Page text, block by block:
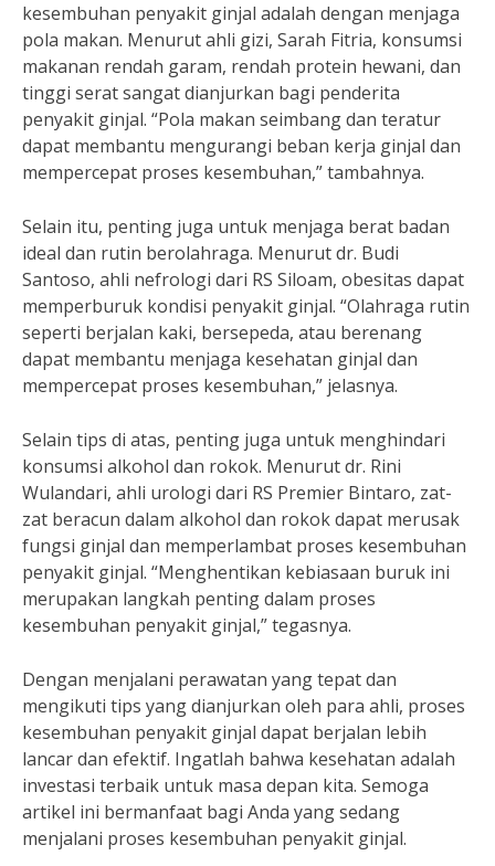
kesembuhan penyakit ginjal adalah dengan menjaga
pola makan. Menurut ahli gizi, Sarah Fitria, konsumsi
makanan rendah garam, rendah protein hewani, dan
tinggi serat sangat dianjurkan bagi penderita
penyakit ginjal. “Pola makan seimbang dan teratur
dapat membantu mengurangi beban kerja ginjal dan
mempercepat proses kesembuhan,” tambahnya.
Selain itu, penting juga untuk menjaga berat badan
ideal dan rutin berolahraga. Menurut dr. Budi
Santoso, ahli nefrologi dari RS Siloam, obesitas dapat
memperburuk kondisi penyakit ginjal. “Olahraga rutin
seperti berjalan kaki, bersepeda, atau berenang
dapat membantu menjaga kesehatan ginjal dan
mempercepat proses kesembuhan,” jelasnya.
Selain tips di atas, penting juga untuk menghindari
konsumsi alkohol dan rokok. Menurut dr. Rini
Wulandari, ahli urologi dari RS Premier Bintaro, zat-
zat beracun dalam alkohol dan rokok dapat merusak
fungsi ginjal dan memperlambat proses kesembuhan
penyakit ginjal. “Menghentikan kebiasaan buruk ini
merupakan langkah penting dalam proses
kesembuhan penyakit ginjal,” tegasnya.
Dengan menjalani perawatan yang tepat dan
mengikuti tips yang dianjurkan oleh para ahli, proses
kesembuhan penyakit ginjal dapat berjalan lebih
lancar dan efektif. Ingatlah bahwa kesehatan adalah
investasi terbaik untuk masa depan kita. Semoga
artikel ini bermanfaat bagi Anda yang sedang
menjalani proses kesembuhan penyakit ginjal.